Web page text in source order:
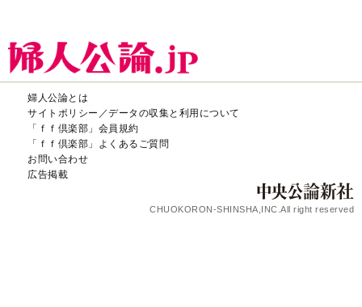
婦人公論とは
サイトポリシー／データの収集と利用について
「ｆｆ倶楽部」会員規約
「ｆｆ倶楽部」よくあるご質問
お問い合わせ
広告掲載
CHUOKORON-SHINSHA,INC.All right reserved